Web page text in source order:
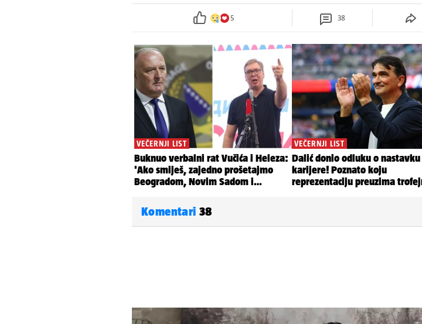
5 38
Komentari 38